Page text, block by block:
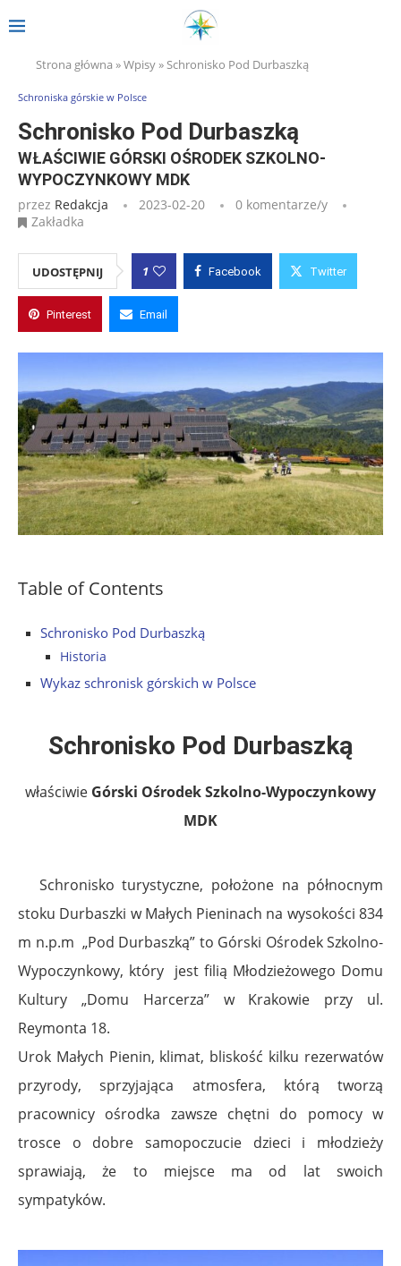
Strona główna »Wpisy»Schronisko Pod Durbaszką
Schroniska górskie w Polsce
Schronisko Pod Durbaszką
WŁAŚCIWIE GÓRSKI OŚRODEK SZKOLNO-
WYPOCZYNKOWY MDK
przez Redakcja 2023-02-20
0 komentarze/y
Zakładka
UDOSTĘPNIJ 1 Facebook Twitter
Pinterest Email
Table of Contents
Schronisko Pod Durbaszką
Historia
Wykaz schronisk górskich w Polsce
Schronisko Pod Durbaszką
właściwie Górski Ośrodek Szkolno-Wypoczynkowy
MDK
Schronisko turystyczne, położone na północnym
stoku Durbaszki w Małych Pieninach na wysokości 834
m n.p.m „Pod Durbaszką” to Górski Ośrodek Szkolno-
Wypoczynkowy, który jest filią Młodzieżowego Domu
Kultury „Domu Harcerza” w Krakowie przy ul.
Reymonta 18.
Urok Małych Pienin, klimat, bliskość kilku rezerwatów
przyrody, sprzyjająca atmosfera, którą tworzą
pracownicy ośrodka zawsze chętni do pomocy w
trosce o dobre samopoczucie dzieci i młodzieży
sprawiają, że to miejsce ma od lat swoich
sympatyków.